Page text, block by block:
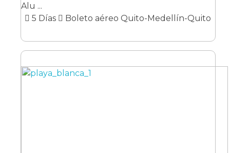
Alu ...
5 Días
Boleto aéreo Quito-Medellín-Quito